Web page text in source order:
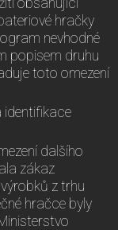
hračky
nevhodné
popisem druhu
toto omezení
identifikace
dalšího
zákaz
z trhu
hračce byly